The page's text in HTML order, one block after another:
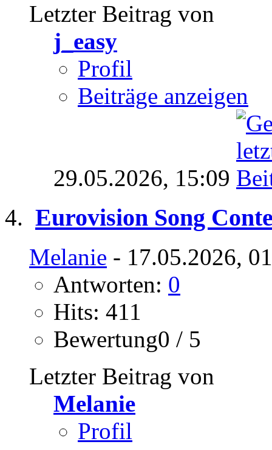
Letzter Beitrag von
j_easy
Profil
Beiträge anzeigen
29.05.2026, 15:09
Eurovision Song
Melanie - 17.05.2026,
Antworten: 0
Hits: 411
Bewertung0 / 5
Letzter Beitrag von
Melanie
Profil